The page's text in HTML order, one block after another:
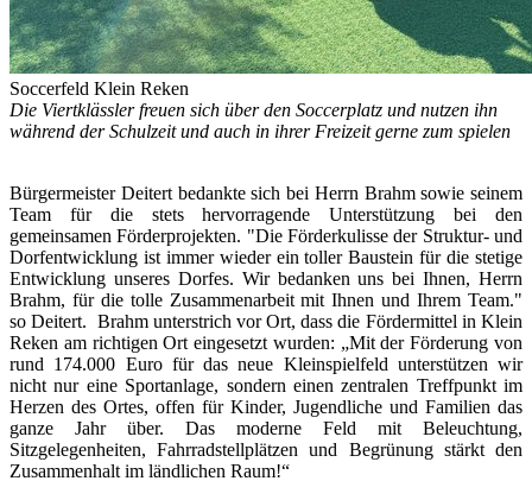
Soccerfeld Klein Reken
Die Viertklässler freuen sich über den Soccerplatz und nutzen ihn
während der Schulzeit und auch in ihrer Freizeit gerne zum spielen
Bürgermeister Deitert bedankte sich bei Herrn Brahm sowie seinem
Team für die stets hervorragende Unterstützung bei den
gemeinsamen Förderprojekten. "Die Förderkulisse der Struktur- und
Dorfentwicklung ist immer wieder ein toller Baustein für die stetige
Entwicklung unseres Dorfes. Wir bedanken uns bei Ihnen, Herrn
Brahm, für die tolle Zusammenarbeit mit Ihnen und Ihrem Team."
so Deitert. Brahm unterstrich vor Ort, dass die Fördermittel in Klein
Reken am richtigen Ort eingesetzt wurden: „Mit der Förderung von
rund 174.000 Euro für das neue Kleinspielfeld unterstützen wir
nicht nur eine Sportanlage, sondern einen zentralen Treffpunkt im
Herzen des Ortes, offen für Kinder, Jugendliche und Familien das
ganze Jahr über. Das moderne Feld mit Beleuchtung,
Sitzgelegenheiten, Fahrradstellplätzen und Begrünung stärkt den
Zusammenhalt im ländlichen Raum!“